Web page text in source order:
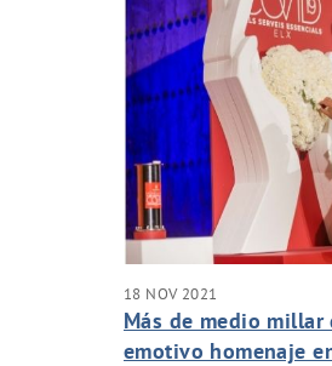
18 NOV 2021
Más de medio
emotivo homenaje